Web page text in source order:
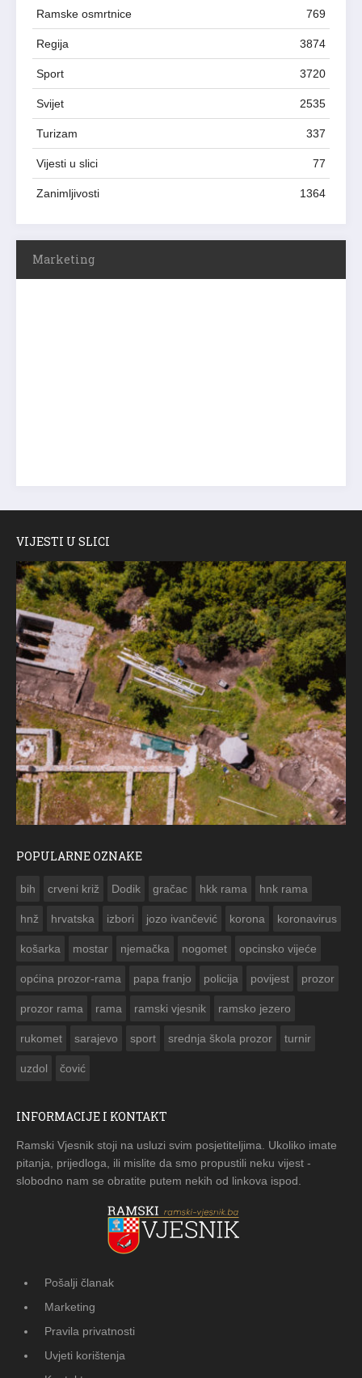
Ramske osmrtnice 769
Regija 3874
Sport 3720
Svijet 2535
Turizam 337
Vijesti u slici 77
Zanimljivosti 1364
Marketing
VIJESTI U SLICI
POPULARNE OZNAKE
bih crveni križ Dodik gračac hkk rama hnk rama
hnž hrvatska izbori jozo ivančević korona koronavirus
košarka mostar njemačka nogomet opcinsko vijeće
općina prozor-rama papa franjo policija povijest prozor
prozor rama rama ramski vjesnik ramsko jezero
rukomet sarajevo sport srednja škola prozor turnir
uzdol čović
INFORMACIJE I KONTAKT
Ramski Vjesnik stoji na usluzi svim posjetiteljima. Ukoliko imate
pitanja, prijedloga, ili mislite da smo propustili neku vijest -
slobodno nam se obratite putem nekih od linkova ispod.
Pošalji članak
Marketing
Pravila privatnosti
Uvjeti korištenja